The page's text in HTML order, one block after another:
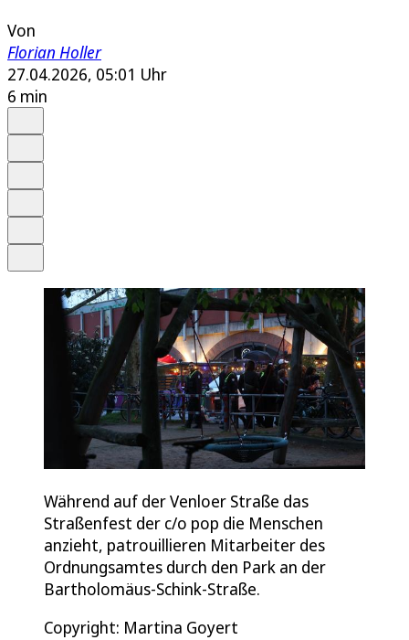
Von
Florian Holler
27.04.2026, 05:01 Uhr
6 min
Während auf der Venloer Straße das
Straßenfest der c/o pop die Menschen
anzieht, patrouillieren Mitarbeiter des
Ordnungsamtes durch den Park an der
Bartholomäus-Schink-Straße.
Copyright: Martina Goyert